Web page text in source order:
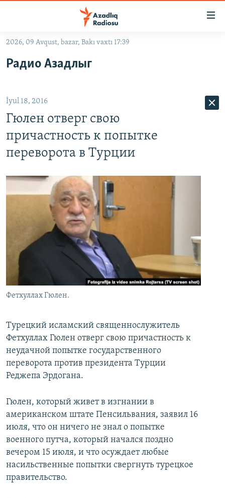
Əsas
qayıt
qayıt
Axtarışa
#İZAHLA
#ƏSLINDƏ
QANUNI DOĞRU
ARAŞDIRMA
MULTIMEDIA
FOTOQALEREYA
İNFOQRAFIKA
KARIKATURA
RADIO ARXIV
AZƏRBAYCAN ƏDƏBIYYATI KITABXANASI
İSLAM VƏ DEMOKRATIYA
İZ - MƏDƏNIYYƏT PROQRAMI
HAQQIMIZDA
MISSIYAMIZ
PEŞƏ ETIKASI VƏ JURNALISTIKA STANDARTLARIMIZ
MATERIALLARIMIZDAN ISTIFADƏ
XƏBƏR BÜLLETENLƏRIMIZ
BIZI IZLƏ
RFE/RL-in bütün saytları
2026, 09 Avqust, bazar, Bakı vaxtı 17:39
Радио Азадлыг
İyul 18, 2016
Гюлен отверг свою
причастность к попытке
переворота в Турции
Фетхуллах Гюлен.
Турецкий исламский священнослужитель
Фетхуллах Гюлен отверг свою причастность к
неудачной попытке государственного
переворота против президента Турции
Реджепа Эрдогана.
Гюлен, который живет в изгнании в
американском штате Пенсильвания, заявил 16
июля, что он ничего не знал о попытке
военного путча, который начался поздно
вечером 15 июля, и что осуждает любые
насильственные попытки свергнуть турецкое
правительство.